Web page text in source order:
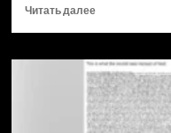
Читать далееПрочитать
OPPO
прекращает
поддержку
OxygenOS
и